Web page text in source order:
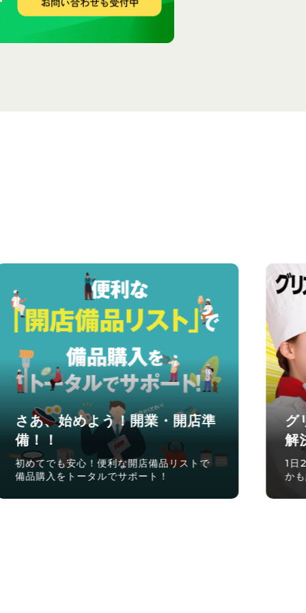
グリストラップ清掃のお悩みを
解決！
1日20分かかっていた掃除が1週間に1回、し
かも約5分に短縮！
飲
業
少
る